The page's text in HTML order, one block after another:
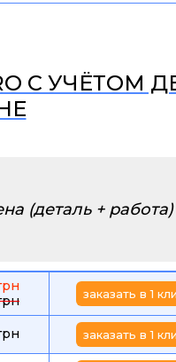
С УЧЁТОМ
(деталь + работа)
заказать в 1
заказать в 1